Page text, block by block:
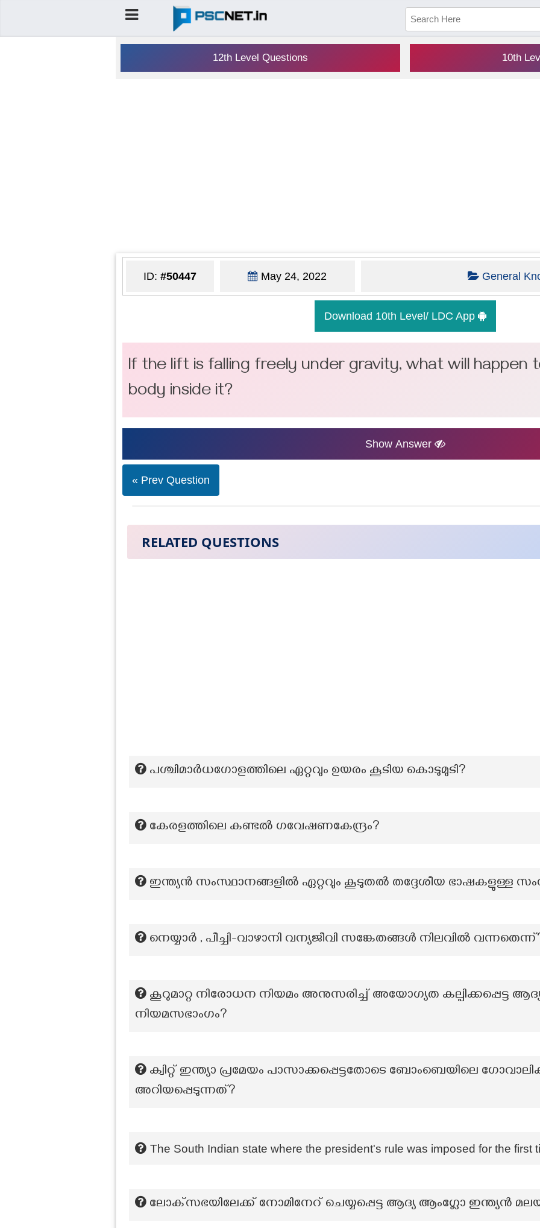
12th Level Questions 10th
ID: #50447 May 24, 2022 General
Download 10th Level/ LDC App
If the lift is falling freely under gravity, what will happen
body inside it?
Show Answer
« Prev Question
RELATED QUESTIONS
പശ്ചിമാർധഗോളത്തിലെ ഏറ്റവും ഉയരം കൂടിയ കൊടുമുടി?
കേരളത്തിലെ കണ്ടൽ ഗവേഷണകേന്ദ്രം?
ഇന്ത്യൻ സംസ്ഥാനങ്ങളിൽ ഏറ്റവും കൂടുതൽ തദ്ദേശീയ ഭാഷകളുള്ള
നെയ്യാർ , പീച്ചി-വാഴാനി വന്യജീവി സങ്കേതങ്ങൾ നിലവിൽ
കൂറുമാറ്റ നിരോധന നിയമം അനുസരിച്ച് അയോഗ്യത കല്പിക്കപ്പെട്ട
നിയമസഭാംഗം?
ക്വിറ്റ് ഇന്ത്യാ പ്രമേയം പാസാക്കപ്പെട്ടതോടെ ബോംബെയിലെ
അറിയപ്പെടുന്നത്?
The South Indian state where the president's rule was imposed for the first
ലോക്‌സഭയിലേക്ക് നോമിനേറ് ചെയ്യപ്പെട്ട ആദ്യ ആംഗ്ലോ ഇന്ത്യൻ